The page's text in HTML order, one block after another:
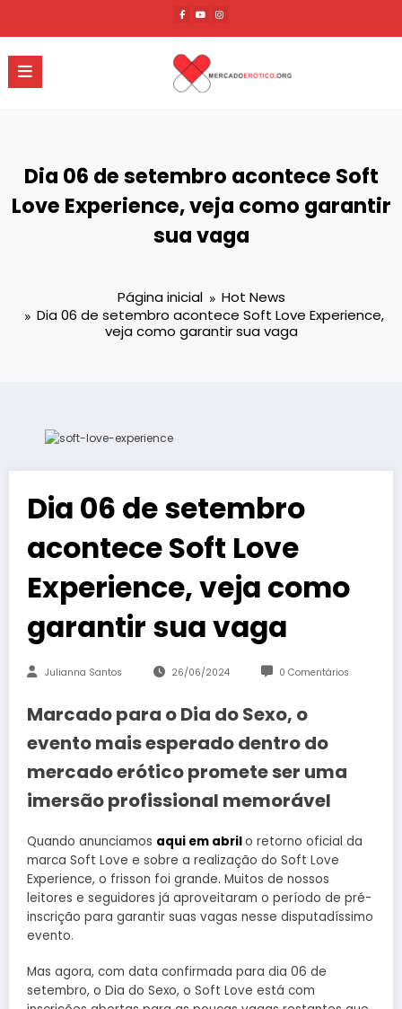
o
conteúdo
Dia 06 de setembro acontece Soft
Love Experience, veja como garantir
sua vaga
Página inicial
Hot News
Dia 06 de setembro acontece Soft Love Experience,
veja como garantir sua vaga
Dia 06 de setembro
acontece Soft Love
Experience, veja como
garantir sua vaga
Julianna Santos 26/06/2024 0 Comentários
Marcado para o Dia do Sexo, o
evento mais esperado dentro do
mercado erótico promete ser uma
imersão profissional memorável
Quando anunciamos aqui em abrilo retorno oficial da
marca Soft Love e sobre a realização do Soft Love
Experience, o frisson foi grande. Muitos de nossos
leitores e seguidores já aproveitaram o período de pré-
inscrição para garantir suas vagas nesse disputadíssimo
evento.
Mas agora, com data confirmada para dia 06 de
setembro, o Dia do Sexo, o Soft Love está com